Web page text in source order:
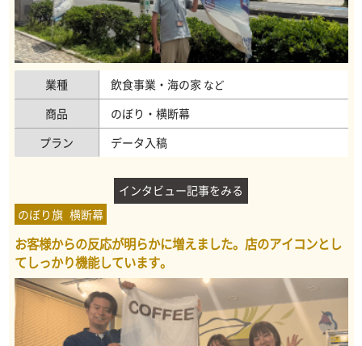
業種 飲食事業・海の家 など
商品
のぼり・横断幕
プラン
データ入稿
インタビュー記事をみる
のぼり旗 横断幕
お客様からの反応が明らかに増えました。店のアイコンとし
てしっかり機能しています。